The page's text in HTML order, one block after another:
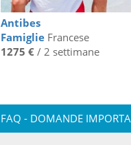
Antibes
FamiglieFrancese
1275 €/ 2 settimane
FAQ - DOMANDE